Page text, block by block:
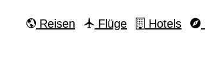
Reisen Flüge Hotels